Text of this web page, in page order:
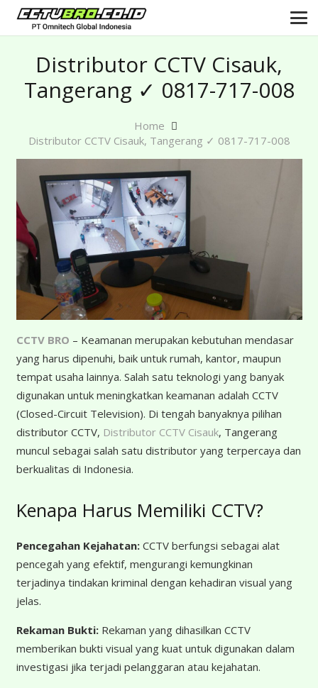
Distributor CCTV Cisauk,
Tangerang ✓ 0817-717-008
Home
Distributor CCTV Cisauk, Tangerang ✓ 0817-717-008
CCTV BRO – Keamanan merupakan kebutuhan mendasar
yang harus dipenuhi, baik untuk rumah, kantor, maupun
tempat usaha lainnya. Salah satu teknologi yang banyak
digunakan untuk meningkatkan keamanan adalah CCTV
(Closed-Circuit Television). Di tengah banyaknya pilihan
distributor CCTV, Distributor CCTV Cisauk, Tangerang
muncul sebagai salah satu distributor yang terpercaya dan
berkualitas di Indonesia.
Kenapa Harus Memiliki CCTV?
Pencegahan Kejahatan:CCTV berfungsi sebagai alat
pencegah yang efektif, mengurangi kemungkinan
terjadinya tindakan kriminal dengan kehadiran visual yang
jelas.
Rekaman Bukti:Rekaman yang dihasilkan CCTV
memberikan bukti visual yang kuat untuk digunakan dalam
investigasi jika terjadi pelanggaran atau kejahatan.